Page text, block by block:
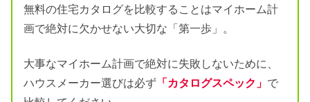
無料の住宅カタログを比較することはマイホーム計
画で絶対に欠かせない大切な「第一歩」。
大事なマイホーム計画で絶対に失敗しないために、
ハウスメーカー選びは必ず 「カタログスペック」 で